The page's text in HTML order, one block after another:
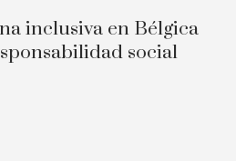
inclusiva en Bélgica
social